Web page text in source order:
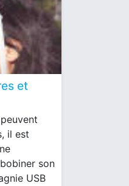
et
il est
son
USB